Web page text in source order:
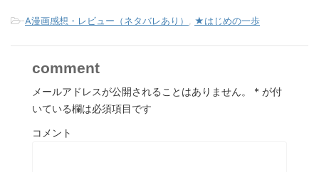
-A漫画感想・レビュー（ネタバレあり） , ★はじめの一歩
comment
メールアドレスが公開されることはありません。 * が付
いている欄は必須項目です
コメント